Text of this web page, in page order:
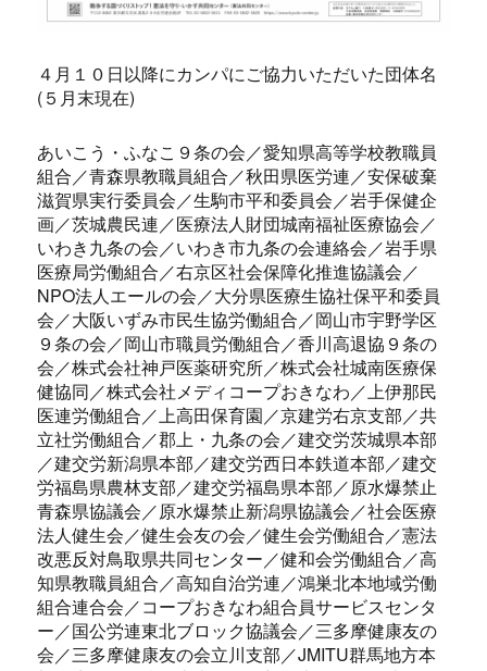
４月１０日以降にカンパにご協力いただいた団体名
(５月末現在)
あいこう・ふなこ９条の会／愛知県高等学校教職員
組合／青森県教職員組合／秋田県医労連／安保破棄
滋賀県実行委員会／生駒市平和委員会／岩手保健企
画／茨城農民連／医療法人財団城南福祉医療協会／
いわき九条の会／いわき市九条の会連絡会／岩手県
医療局労働組合／右京区社会保障化推進協議会／
NPO法人エールの会／大分県医療生協社保平和委員
会／大阪いずみ市民生協労働組合／岡山市宇野学区
９条の会／岡山市職員労働組合／香川高退協９条の
会／株式会社神戸医薬研究所／株式会社城南医療保
健協同／株式会社メディコープおきなわ／上伊那民
医連労働組合／上高田保育園／京建労右京支部／共
立社労働組合／郡上・九条の会／建交労茨城県本部
／建交労新潟県本部／建交労西日本鉄道本部／建交
労福島県農林支部／建交労福島県本部／原水爆禁止
青森県協議会／原水爆禁止新潟県協議会／社会医療
法人健生会／健生会友の会／健生会労働組合／憲法
改悪反対鳥取県共同センター／健和会労働組合／高
知県教職員組合／高知自治労連／鴻巣北本地域労働
組合連合会／コープおきなわ組合員サービスセンタ
ー／国公労連東北ブロック協議会／三多摩健康友の
会／三多摩健康友の会立川支部／JMITU群馬地方本